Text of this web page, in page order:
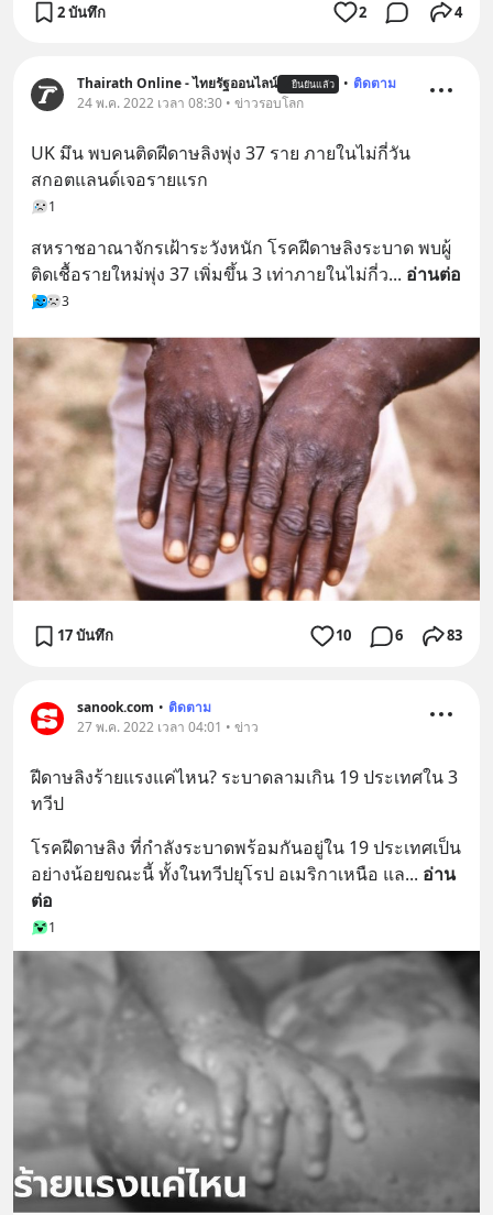
2 บันทึก 2 4
Thairath Online - ไทยรัฐออนไลน์ ยืนยันแล้ว • ติดตาม
24 พ.ค. 2022 เวลา 08:30 • ข่าวรอบโลก
UK มึน พบคนติดฝีดาษลิงพุ่ง 37 ราย ภายในไม่กี่วัน
สกอตแลนด์เจอรายแรก
1
สหราชอาณาจักรเฝ้าระวังหนัก โรคฝีดาษลิงระบาด พบผู้
ติดเชื้อรายใหม่พุ่ง 37 เพิ่มขึ้น 3 เท่าภายในไม่กี่ว... อ่านต่อ
3
17 บันทึก 10 6 83
sanook.com • ติดตาม
27 พ.ค. 2022 เวลา 04:01 • ข่าว
ฝีดาษลิงร้ายแรงแค่ไหน? ระบาดลามเกิน 19 ประเทศใน 3
ทวีป
โรคฝีดาษลิง ที่กำลังระบาดพร้อมกันอยู่ใน 19 ประเทศเป็น
อย่างน้อยขณะนี้ ทั้งในทวีปยุโรป อเมริกาเหนือ แล... อ่าน
ต่อ
1